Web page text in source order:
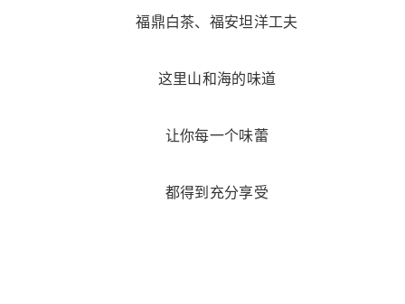
福鼎白茶、福安坦洋工夫
这里山和海的味道
让你每一个味蕾
都得到充分享受